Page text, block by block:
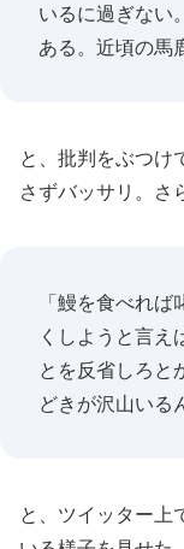
いるに過ぎない
ある。近頃の馬
と、批判をぶつけ
さずバッサリ。さ
「鰻を食べれ
くしようと言え
とを反省しろと
どきが沢山いる
と、ツイッター上